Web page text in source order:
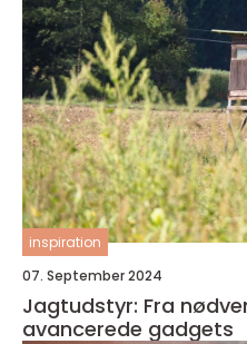
inspiration
07. September 2024
Jagtudstyr: Fra
avancerede gadgets